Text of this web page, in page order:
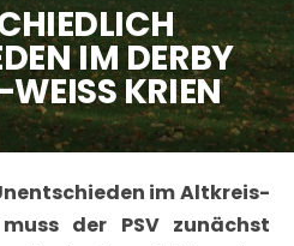
IM DERBY
KRIEN
im Altkreis-
der PSV zunächst